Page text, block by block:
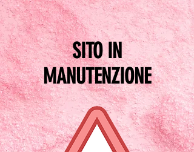
SITO IN
MANUTENZIONE